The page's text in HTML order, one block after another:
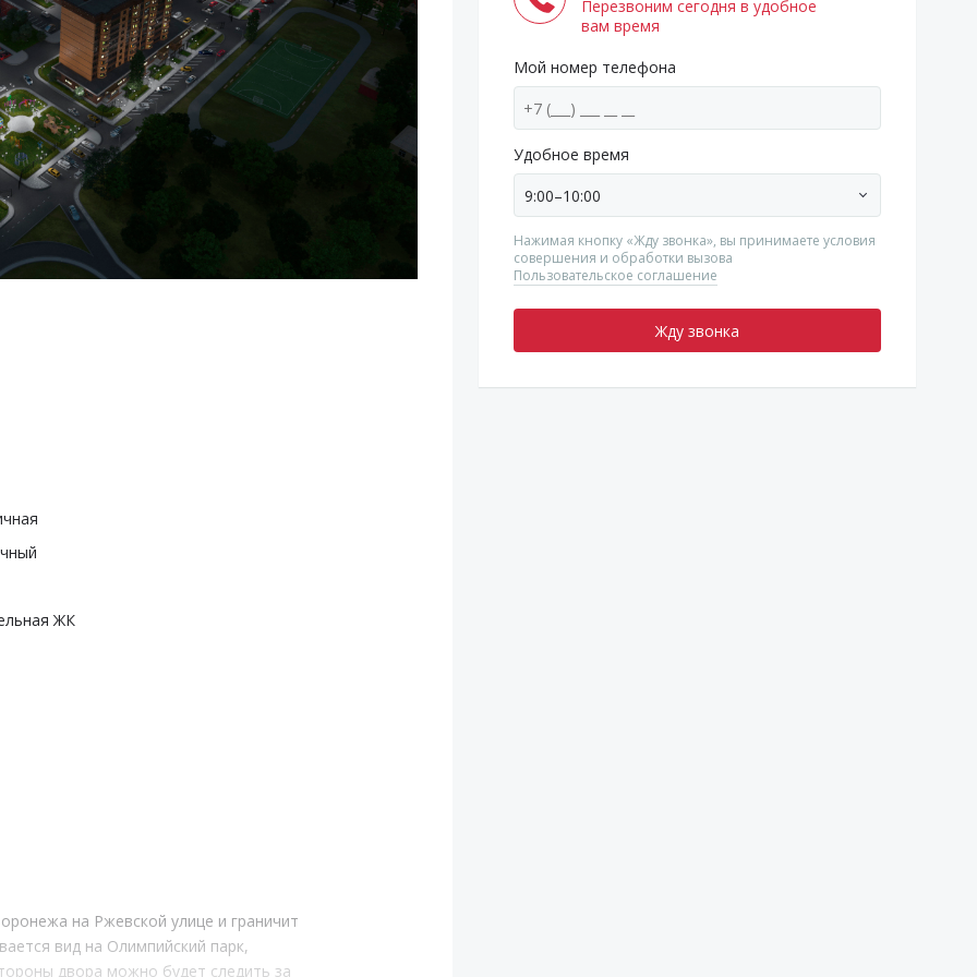
ЖК
на Ржевской улице и граничит
вид на Олимпийский парк,
двора можно будет следить за
Перезвоним сегодня в удобное
вам время
Мой номер телефона
Удобное время
9:00–10:00
Нажимая кнопку «Жду звонка», вы принимаете условия
совершения и обработки вызова
Пользовательское соглашение
Жду звонка